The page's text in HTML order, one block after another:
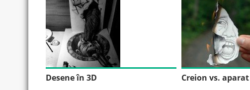
Desene în 3D Creion vs.